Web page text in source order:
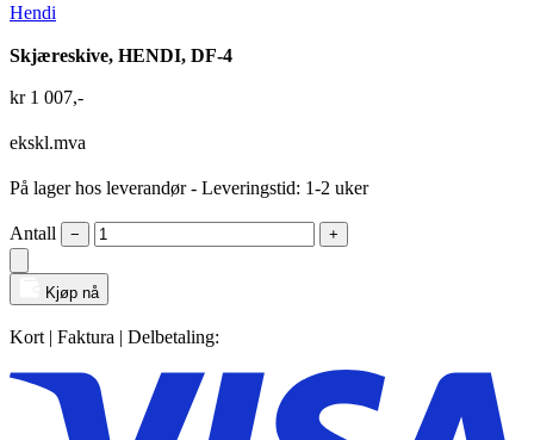
Hendi
Skjæreskive, HENDI, DF-4
kr1 007,-
ekskl.mva
På lager hos leverandør- Leveringstid: 1-2 uker
Antall − +
Kjøp nå
Kort | Faktura | Delbetaling: